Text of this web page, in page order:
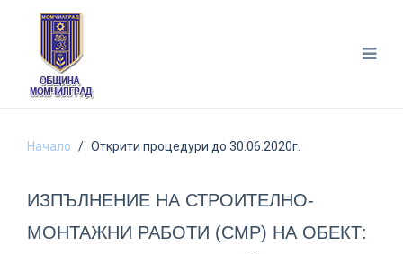
Начало Открити процедури до 30.06.2020г.
ИЗПЪЛНЕНИЕ НА СТРОИТЕЛНО-
МОНТАЖНИ РАБОТИ (СМР) НА ОБЕКТ: